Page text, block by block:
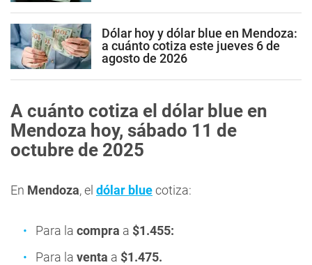
Dólar hoy y dólar blue en Mendoza:
a cuánto cotiza este jueves 6 de
agosto de 2026
A cuánto cotiza el dólar blue en
Mendoza hoy, sábado 11 de
octubre de 2025
En Mendoza, el dólar bluecotiza:
Para la compra a $1.455:
Para la venta a $1.475.